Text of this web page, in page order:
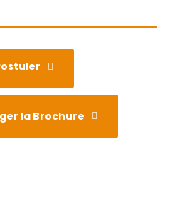
la Brochure